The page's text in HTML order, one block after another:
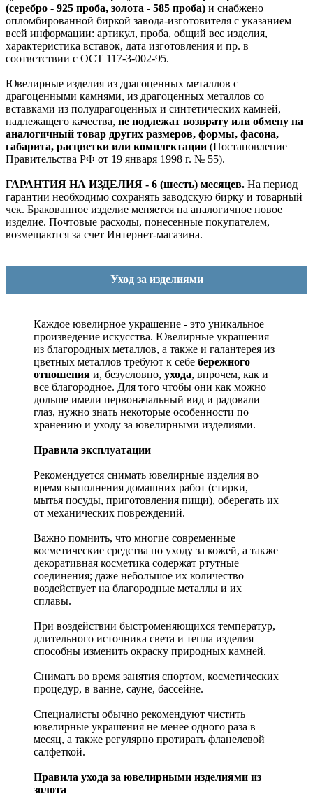
(серебро - 925 проба, золота - 585 проба) и снабжено
опломбированной биркой завода-изготовителя с указанием
всей информации: артикул, проба, общий вес изделия,
характеристика вставок, дата изготовления и пр. в
соответствии с ОСТ 117-3-002-95.
Ювелирные изделия из драгоценных металлов с
драгоценными камнями, из драгоценных металлов со
вставками из полудрагоценных и синтетических камней,
надлежащего качества, не подлежат возврату или обмену на
аналогичный товар других размеров, формы, фасона,
габарита, расцветки или комплектации (Постановление
Правительства РФ от 19 января 1998 г. № 55).
ГАРАНТИЯ НА ИЗДЕЛИЯ - 6 (шесть) месяцев. На период
гарантии необходимо сохранять заводскую бирку и товарный
чек. Бракованное изделие меняется на аналогичное новое
изделие. Почтовые расходы, понесенные покупателем,
возмещаются за счет Интернет-магазина.
Уход за изделиями
Каждое ювелирное украшение - это уникальное
произведение искусства. Ювелирные украшения
из благородных металлов, а также и галантерея из
цветных металлов требуют к себе бережного
отношения и, безусловно, ухода, впрочем, как и
все благородное. Для того чтобы они как можно
дольше имели первоначальный вид и радовали
глаз, нужно знать некоторые особенности по
хранению и уходу за ювелирными изделиями.
Правила эксплуатации
Рекомендуется снимать ювелирные изделия во
время выполнения домашних работ (стирки,
мытья посуды, приготовления пищи), оберегать их
от механических повреждений.
Важно помнить, что многие современные
косметические средства по уходу за кожей, а также
декоративная косметика содержат ртутные
соединения; даже небольшое их количество
воздействует на благородные металлы и их
сплавы.
При воздействии быстроменяющихся температур,
длительного источника света и тепла изделия
способны изменить окраску природных камней.
Снимать во время занятия спортом, косметических
процедур, в ванне, сауне, бассейне.
Специалисты обычно рекомендуют чистить
ювелирные украшения не менее одного раза в
месяц, а также регулярно протирать фланелевой
салфеткой.
Правила ухода за ювелирными изделиями из
золота